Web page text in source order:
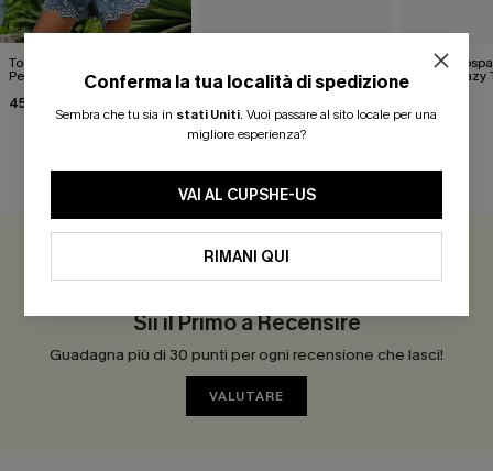
Top in denim "Picking
Petals"
45,00 €
neri
Top
hipster
RECENSIONI DEI CLIENTI
0.0
Sii il Primo a Recensire
Guadagna più di 30 punti per ogni recensione che lasci!
VALUTARE
Conferma la tua località di spedizione
Sembra che tu sia in stati Uniti. Vuoi passare al sito locale per una
migliore esperienza?
VAI AL CUPSHE-US
RIMANI QUI